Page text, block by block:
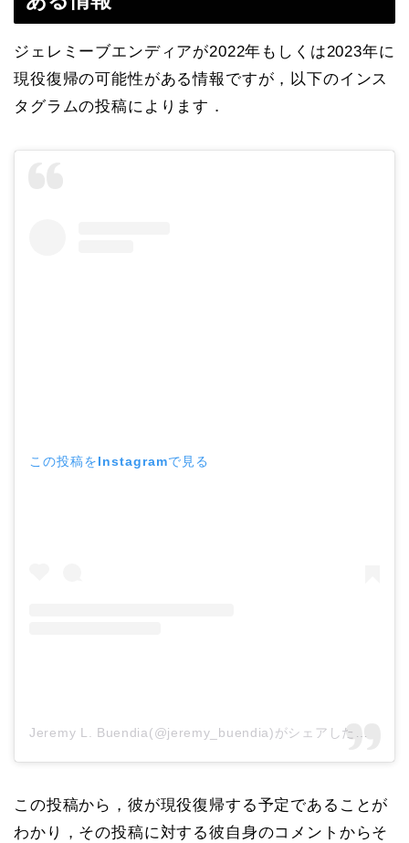
ジェレミーブエンディアが2022年もしくは2023年に
現役復帰の可能性がある情報ですが，以下のインス
タグラムの投稿によります．
この投稿をInstagramで見る
Jeremy L. Buendia(@jeremy_buendia)がシェアした投稿
この投稿から，彼が現役復帰する予定であることが
わかり，その投稿に対する彼自身のコメントからそ